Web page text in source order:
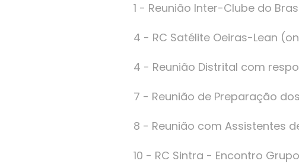
1 - Reunião Inter-Clube do
4 - RC Satélite Oeiras-Lean
4 - Reunião Distrital com
7 - Reunião de Preparação
8 - Reunião com Assistentes
10 - RC Sintra - Encontro